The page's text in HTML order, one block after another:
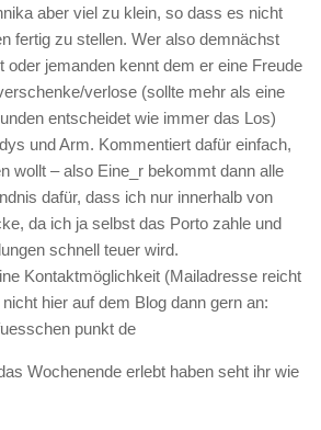
aber viel zu klein, so dass es nicht
fertig zu stellen. Wer also demnächst
jemanden kennt dem er eine Freude
verlose (sollte mehr als eine
entscheidet wie immer das Los)
und Arm. Kommentiert dafür einfach,
wollt – also Eine_r bekommt dann alle
dafür, dass ich nur innerhalb von
da ich ja selbst das Porto zahle und
schnell teuer wird.
Kontaktmöglichkeit (Mailadresse reicht
hier auf dem Blog dann gern an:
punkt de
Wochenende erlebt haben seht ihr wie